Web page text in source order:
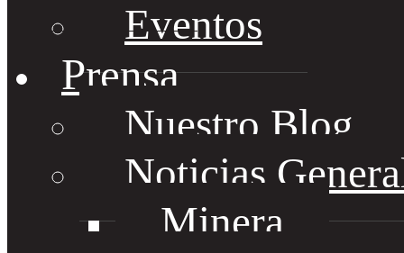
Eventos
Prensa
Nuestro Blog
Noticias
Minera